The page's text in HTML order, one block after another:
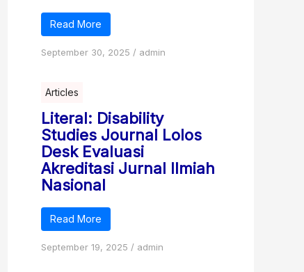
Read More
September 30, 2025 / admin
Articles
Literal: Disability
Studies Journal Lolos
Desk Evaluasi
Akreditasi Jurnal Ilmiah
Nasional
Read More
September 19, 2025 / admin